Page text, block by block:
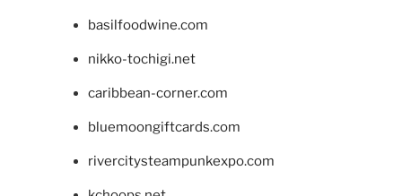
basilfoodwine.com
nikko-tochigi.net
caribbean-corner.com
bluemoongiftcards.com
rivercitysteampunkexpo.com